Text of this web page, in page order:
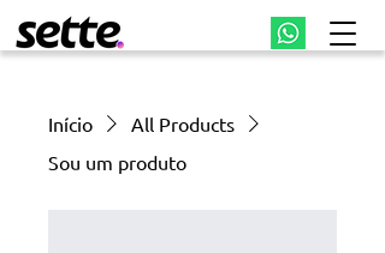
Início
All Products
Sou um produto